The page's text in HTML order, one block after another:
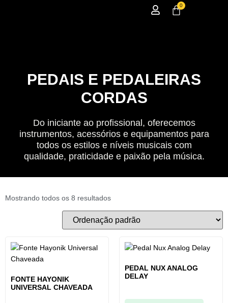
0
PEDAIS E PEDALEIRAS
CORDAS
Do iniciante ao profissional, oferecemos
instrumentos, acessórios e equipamentos para
todos os estilos e níveis musicais com
qualidade, praticidade e paixão pela música.
Mostrando todos os 8 resultados
FONTE HAYONIK
UNIVERSAL CHAVEADA
PEDAL NUX ANALOG
DELAY